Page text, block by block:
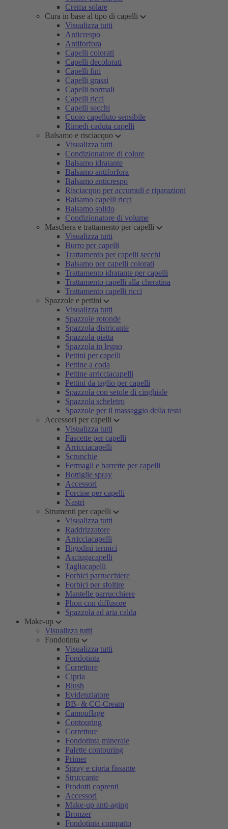
Crema solare
Cura in base al tipo di capelli
Visualizza tutti
Anticrespo
Antiforfora
Capelli colorati
Capelli decolorati
Capelli fini
Capelli grassi
Capelli normali
Capelli ricci
Capelli secchi
Cuoio capelluto sensibile
Rimedi caduta capelli
Balsamo e risciacquo
Visualizza tutti
Condizionatore di colore
Balsamo idratante
Balsamo antiforfora
Balsamo anticrespo
Risciacquo per accumuli e riparazioni
Balsamo capelli ricci
Balsamo solido
Condizionatore di volume
Maschera e trattamento per capelli
Visualizza tutti
Burro per capelli
Trattamento per capelli secchi
Balsamo per capelli colorati
Trattamento idratante per capelli
Trattamento capelli alla cheratina
Trattamento capelli ricci
Spazzole e pettini
Visualizza tutti
Spazzole rotonde
Spazzola districante
Spazzola piatta
Spazzola in legno
Pettini per capelli
Pettine a coda
Pettine arricciacapelli
Pettini da taglio per capelli
Spazzola con setole di cinghiale
Spazzola scheletro
Spazzole per il massaggio della testa
Accessori per capelli
Visualizza tutti
Fascette per capelli
Arricciacapelli
Scrunchie
Fermagli e barrette per capelli
Bottiglie spray
Accessori
Forcine per capelli
Nastri
Strumenti per capelli
Visualizza tutti
Raddrizzatore
Arricciacapelli
Bigodini termici
Asciugacapelli
Tagliacapelli
Forbici parrucchiere
Forbici per sfoltire
Mantelle parrucchiere
Phon con diffusore
Spazzola ad aria calda
Make-up
Visualizza tutti
Fondotinta
Visualizza tutti
Fondotinta
Correttore
Cipria
Blush
Evidenziatore
BB- & CC-Cream
Camouflage
Contouring
Correttore
Fondotinta minerale
Palette contouring
Primer
Spray e cipria fissante
Struccante
Prodotti coprenti
Accessori
Make-up anti-aging
Bronzer
Fondotinta compatto